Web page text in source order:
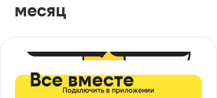
месяц
Все вместе
Подключить в приложении